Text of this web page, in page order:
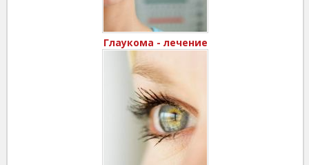
Глаукома - лечение